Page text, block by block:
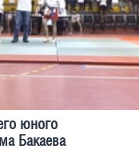
юного
Бакаева